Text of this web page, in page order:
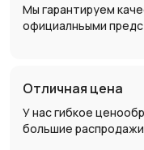
Мы гарантируем
официалньыми
Отличная цена
У нас гибкое
большие